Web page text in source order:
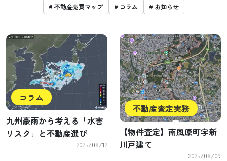
# 不動産売買マップ
# コラム # お知らせ
コラム
九州豪雨から考える「水害
リスク」と不動産選び
2025/08/12
不動産査定実務
【物件査定】南風原町字新
川戸建て
2025/08/09